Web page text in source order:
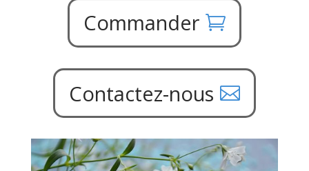
Commander
Contactez-nous